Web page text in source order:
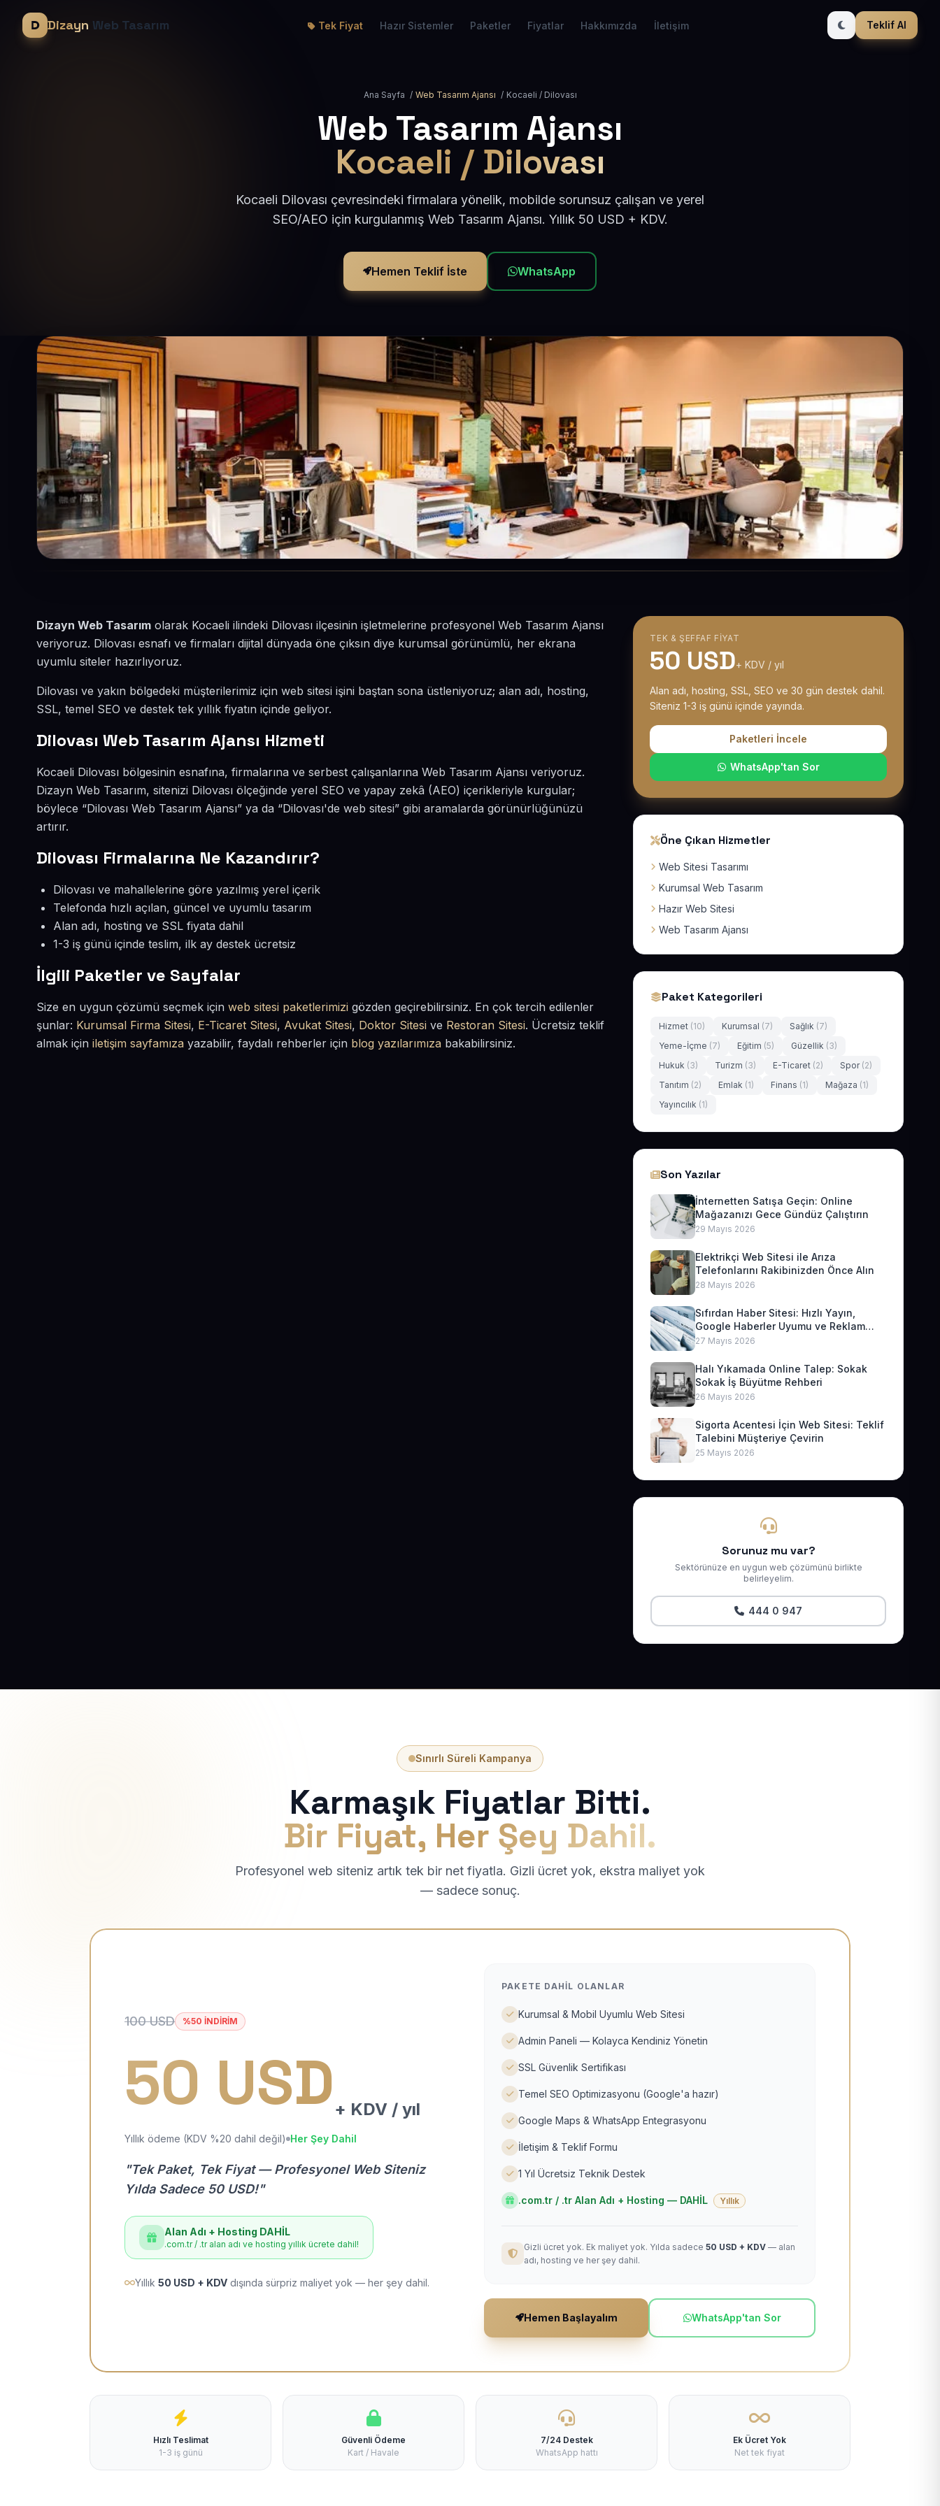
Dizayn Web Tasarım Tek Fiyat Hazır Sistemler Paketler Fiyatlar Hakkımızda İletişim Teklif Al
Ana Sayfa / Web Tasarım Ajansı / Kocaeli / Dilovası
Web Tasarım Ajansı
Kocaeli / Dilovası
Kocaeli Dilovası çevresindeki firmalara yönelik, mobilde sorunsuz çalışan ve yerel
SEO/AEO için kurgulanmış Web Tasarım Ajansı. Yıllık 50 USD + KDV.
Hemen Teklif İste WhatsApp
Dizayn Web Tasarım olarak Kocaeli ilindeki Dilovası ilçesinin işletmelerine profesyonel Web Tasarım Ajansı
veriyoruz. Dilovası esnafı ve firmaları dijital dünyada öne çıksın diye kurumsal görünümlü, her ekrana
uyumlu siteler hazırlıyoruz.
Dilovası ve yakın bölgedeki müşterilerimiz için web sitesi işini baştan sona üstleniyoruz; alan adı, hosting,
SSL, temel SEO ve destek tek yıllık fiyatın içinde geliyor.
Dilovası Web Tasarım Ajansı Hizmeti
Kocaeli Dilovası bölgesinin esnafına, firmalarına ve serbest çalışanlarına Web Tasarım Ajansı veriyoruz.
Dizayn Web Tasarım, sitenizi Dilovası ölçeğinde yerel SEO ve yapay zekâ (AEO) içerikleriyle kurgular;
böylece “Dilovası Web Tasarım Ajansı” ya da “Dilovası'de web sitesi” gibi aramalarda görünürlüğünüzü
artırır.
Dilovası Firmalarına Ne Kazandırır?
Dilovası ve mahallelerine göre yazılmış yerel içerik
Telefonda hızlı açılan, güncel ve uyumlu tasarım
Alan adı, hosting ve SSL fiyata dahil
1-3 iş günü içinde teslim, ilk ay destek ücretsiz
İlgili Paketler ve Sayfalar
Size en uygun çözümü seçmek için web sitesi paketlerimizi gözden geçirebilirsiniz. En çok tercih edilenler
şunlar: Kurumsal Firma Sitesi, E-Ticaret Sitesi, Avukat Sitesi, Doktor Sitesi ve Restoran Sitesi. Ücretsiz teklif
almak için iletişim sayfamıza yazabilir, faydalı rehberler için blog yazılarımıza bakabilirsiniz.
TEK & ŞEFFAF FIYAT
50 USD+ KDV / yıl
Alan adı, hosting, SSL, SEO ve 30 gün destek dahil.
Siteniz 1-3 iş günü içinde yayında.
Paketleri İncele
WhatsApp'tan Sor
Öne Çıkan Hizmetler
Web Sitesi Tasarımı
Kurumsal Web Tasarım
Hazır Web Sitesi
Web Tasarım Ajansı
Paket Kategorileri
Hizmet (10) Kurumsal (7) Sağlık (7)
Yeme-İçme (7) Eğitim (5) Güzellik (3)
Hukuk (3) Turizm (3) E-Ticaret (2) Spor (2)
Tanıtım (2) Emlak (1) Finans (1) Mağaza (1)
Yayıncılık (1)
Son Yazılar
İnternetten Satışa Geçin: Online
Mağazanızı Gece Gündüz Çalıştırın
29 Mayıs 2026
Elektrikçi Web Sitesi ile Arıza
Telefonlarını Rakibinizden Önce Alın
28 Mayıs 2026
Sıfırdan Haber Sitesi: Hızlı Yayın,
Google Haberler Uyumu ve Reklam
Geliri
27 Mayıs 2026
Halı Yıkamada Online Talep: Sokak
Sokak İş Büyütme Rehberi
26 Mayıs 2026
Sigorta Acentesi İçin Web Sitesi: Teklif
Talebini Müşteriye Çevirin
25 Mayıs 2026
Sorunuz mu var?
Sektörünüze en uygun web çözümünü birlikte
belirleyelim.
444 0 947
Sınırlı Süreli Kampanya
Karmaşık Fiyatlar Bitti.
Bir Fiyat, Her Şey Dahil.
Profesyonel web siteniz artık tek bir net fiyatla. Gizli ücret yok, ekstra maliyet yok
— sadece sonuç.
100 USD %50 İNDİRİM
50 USD + KDV / yıl
Yıllık ödeme (KDV %20 dahil değil) Her Şey Dahil
"Tek Paket, Tek Fiyat — Profesyonel Web Siteniz
Yılda Sadece 50 USD!"
Alan Adı + Hosting DAHİL
.com.tr / .tr alan adı ve hosting yıllık ücrete dahil!
Yıllık 50 USD + KDV dışında sürpriz maliyet yok — her şey dahil.
PAKETE DAHIL OLANLAR
Kurumsal & Mobil Uyumlu Web Sitesi
Admin Paneli — Kolayca Kendiniz Yönetin
SSL Güvenlik Sertifikası
Temel SEO Optimizasyonu (Google'a hazır)
Google Maps & WhatsApp Entegrasyonu
İletişim & Teklif Formu
1 Yıl Ücretsiz Teknik Destek
.com.tr / .tr Alan Adı + Hosting — DAHİL Yıllık
Gizli ücret yok. Ek maliyet yok. Yılda sadece 50 USD + KDV — alan
adı, hosting ve her şey dahil.
Hemen Başlayalım WhatsApp'tan Sor
Hızlı Teslimat
1-3 iş günü
Güvenli Ödeme
Kart / Havale
7/24 Destek
WhatsApp hattı
Ek Ücret Yok
Net tek fiyat